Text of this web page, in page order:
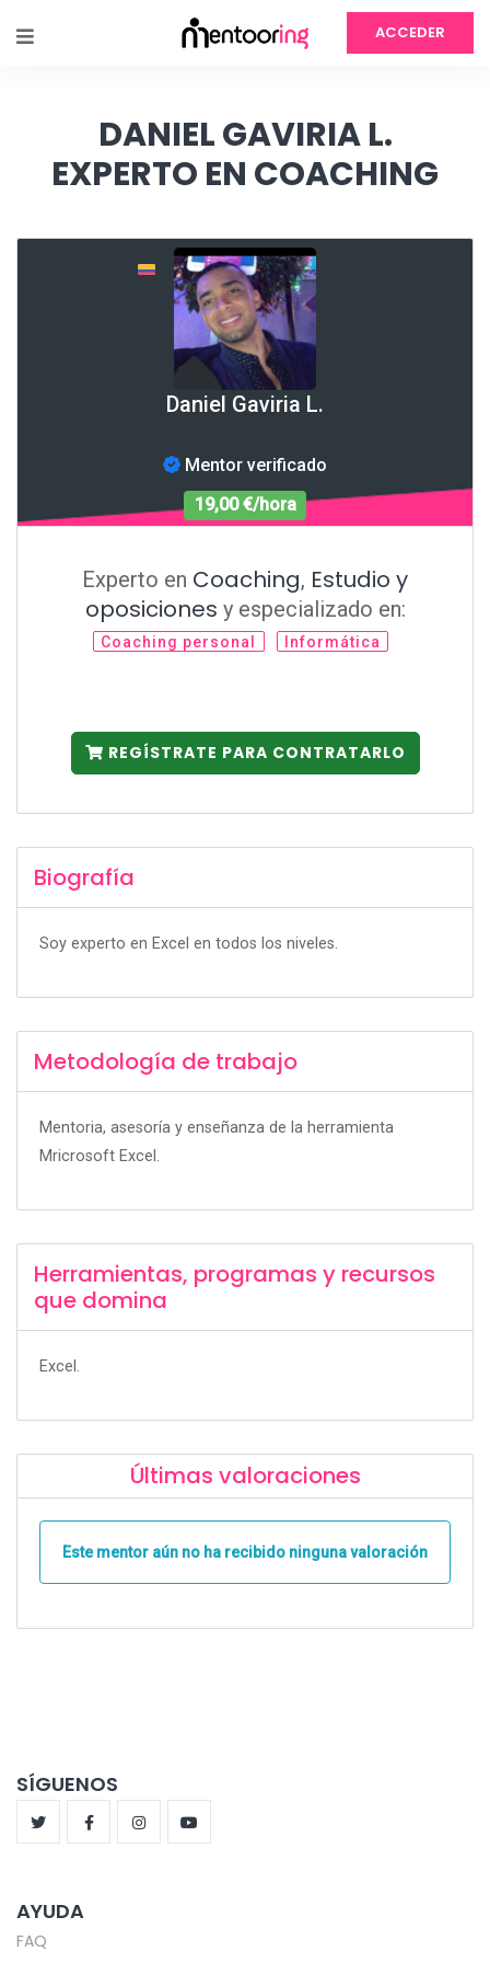
ACCEDER
DANIEL GAVIRIA L.
EXPERTO EN COACHING
Daniel Gaviria L.
Mentor verificado
19,00 €/hora
Experto en Coaching, Estudio y
oposiciones y especializado en:
Coaching personal Informática
REGÍSTRATE PARA CONTRATARLO
Biografía
Soy experto en Excel en todos los niveles.
Metodología de trabajo
Mentoria, asesoría y enseñanza de la herramienta
Mricrosoft Excel.
Herramientas, programas y recursos
que domina
Excel.
Últimas valoraciones
Este mentor aún no ha recibido ninguna valoración
SÍGUENOS
AYUDA
FAQ